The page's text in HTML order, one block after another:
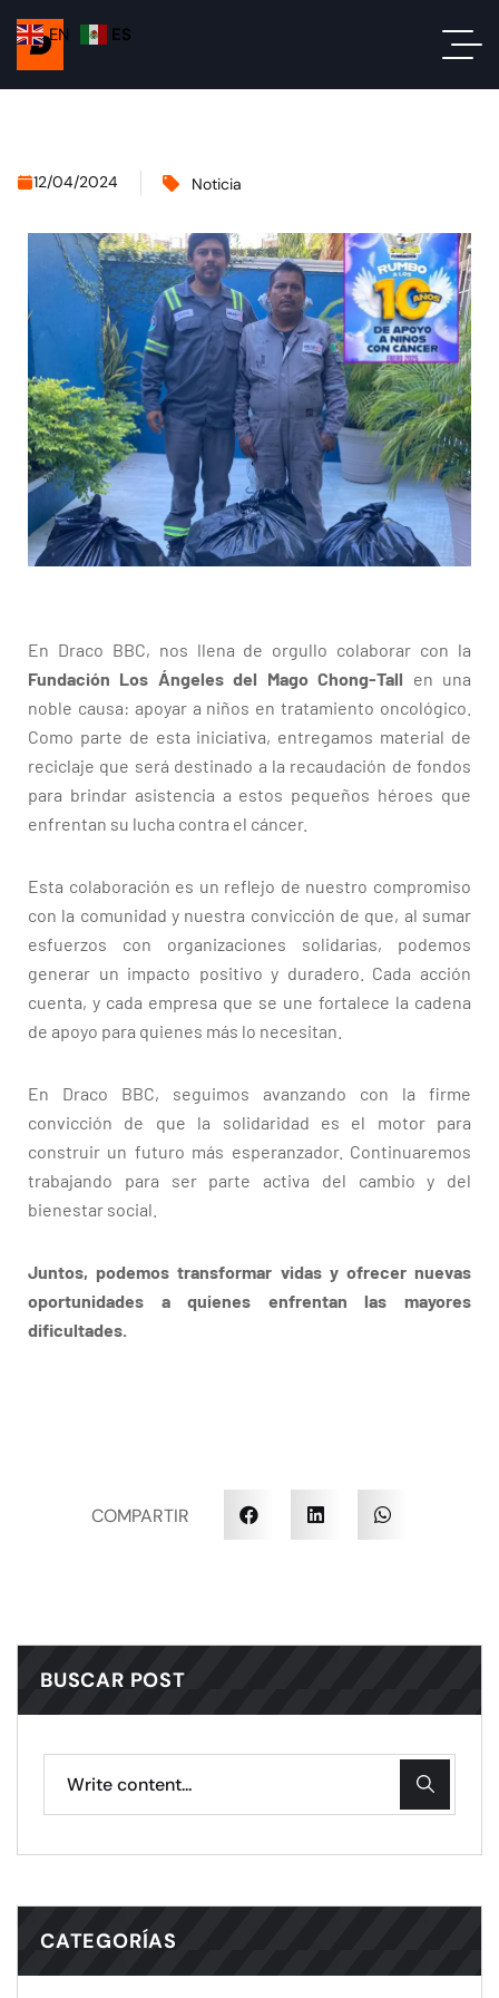
12/04/2024 Noticia
En Draco BBC, nos llena de orgullo colaborar con la
Fundación Los Ángeles del Mago Chong-Tall en una
noble causa: apoyar a niños en tratamiento oncológico.
Como parte de esta iniciativa, entregamos material de
reciclaje que será destinado a la recaudación de fondos
para brindar asistencia a estos pequeños héroes que
enfrentan su lucha contra el cáncer.
Esta colaboración es un reflejo de nuestro compromiso
con la comunidad y nuestra convicción de que, al sumar
esfuerzos con organizaciones solidarias, podemos
generar un impacto positivo y duradero. Cada acción
cuenta, y cada empresa que se une fortalece la cadena
de apoyo para quienes más lo necesitan.
En Draco BBC, seguimos avanzando con la firme
convicción de que la solidaridad es el motor para
construir un futuro más esperanzador. Continuaremos
trabajando para ser parte activa del cambio y del
bienestar social.
Juntos, podemos transformar vidas y ofrecer nuevas
oportunidades a quienes enfrentan las mayores
dificultades.
COMPARTIR
BUSCAR POST
CATEGORÍAS
EN ES